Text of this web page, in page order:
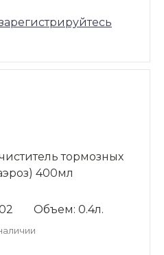
тормозных
400мл
Объем: 0.4л.